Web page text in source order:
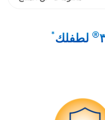
® لطفلك*